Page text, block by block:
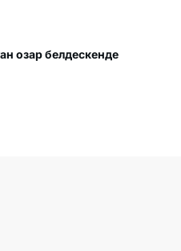
озар белдескенде